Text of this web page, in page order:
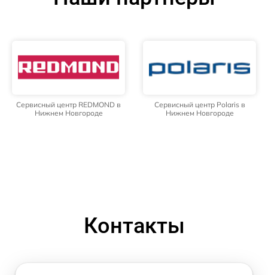
Сервисный центр REDMOND в
Нижнем Новгороде
Сервисный центр Polaris в
Нижнем Новгороде
Контакты